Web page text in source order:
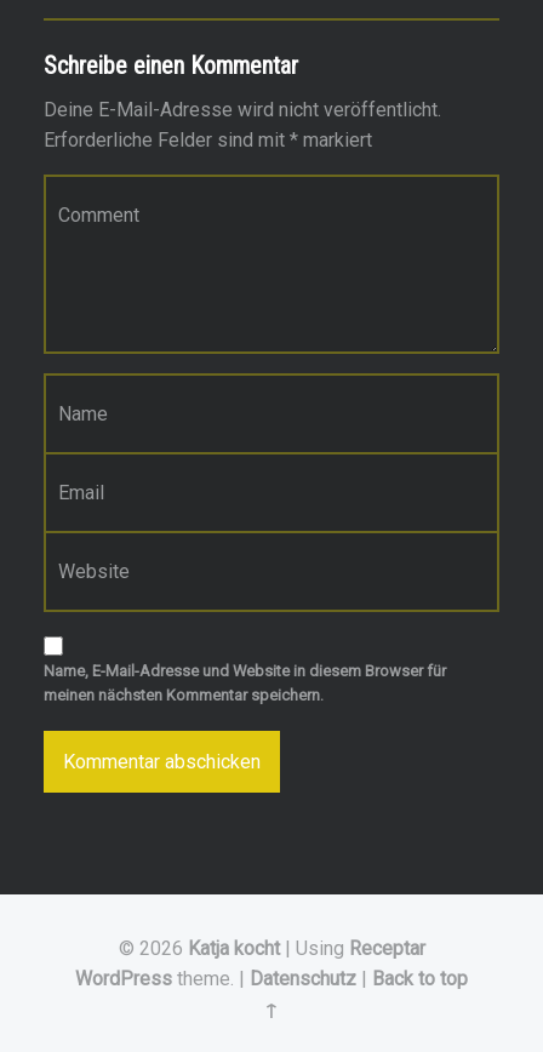
Schreibe einen Kommentar
Deine E-Mail-Adresse wird nicht veröffentlicht.
Erforderliche Felder sind mit *markiert
Name
*
Website
Name, E-Mail-Adresse und Website in diesem Browser für
meinen nächsten Kommentar speichern.
© 2026 Katja kocht | Using Receptar
WordPress theme. | Datenschutz | Back to top
↑